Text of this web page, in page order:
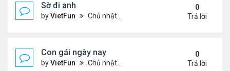
Sờ đi anh
byVietFun Chủ nhật Tháng 12 12, 2021 11:16 pm
0
Trả lời
Con gái ngày nay
byVietFun Chủ nhật Tháng 12 12, 2021 11:16 pm
0
Trả lời